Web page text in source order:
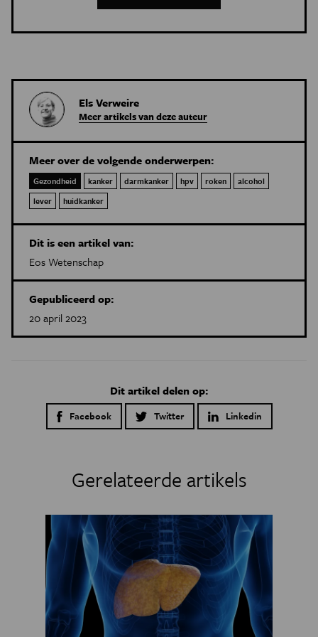
Els Verweire
Meer artikels van deze auteur
Meer over de volgende onderwerpen:
Gezondheid kanker darmkanker hpv roken
alcohol
lever
huidkanker
Dit is een artikel van:
Eos Wetenschap
Gepubliceerd op:
20 april 2023
Dit artikel delen op:
Facebook Twitter Linkedin
Gerelateerde artikels